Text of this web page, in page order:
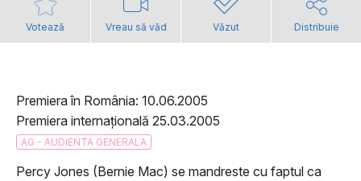
Votează Vreau să văd Văzut Distribuie
Premiera în România: 10.06.2005
Premiera internațională 25.03.2005
AG - AUDIENTA GENERALA
Percy Jones (Bernie Mac) se mandreste cu faptul ca